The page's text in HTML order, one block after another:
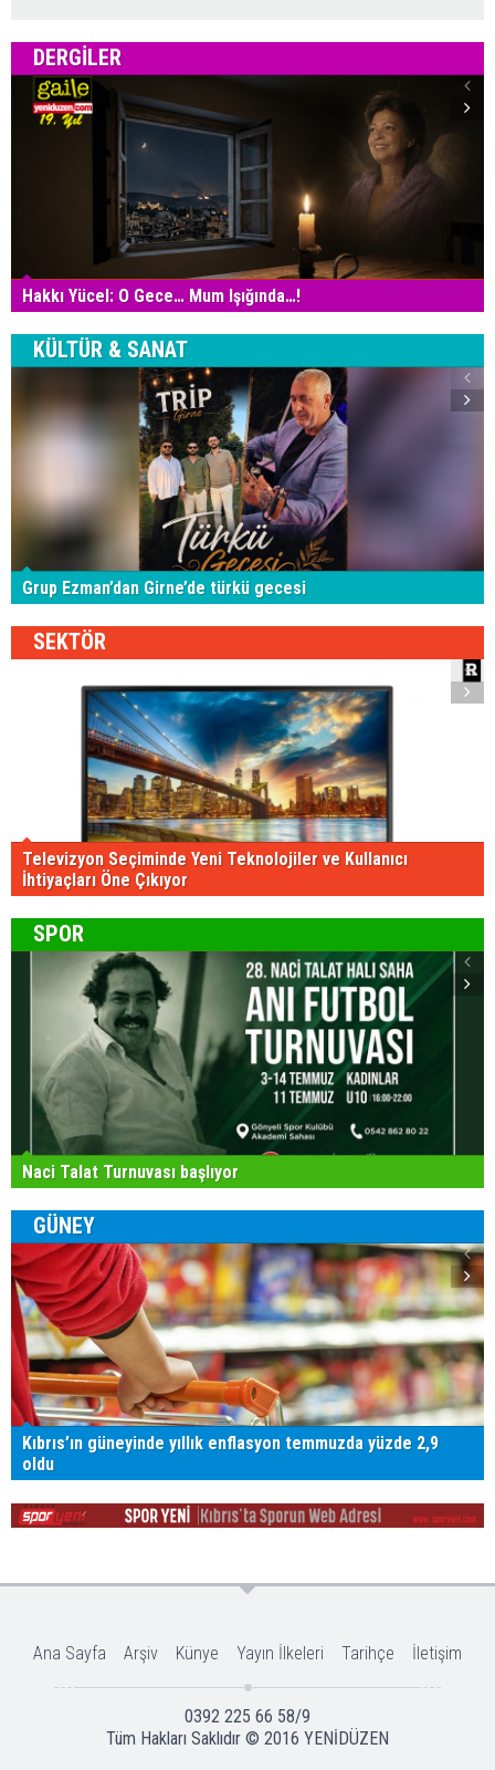
DERGILER
Hakkı Yücel: O Gece… Mum Işığında…!
KÜLTÜR & SANAT
Grup Ezman’dan Girne’de türkü gecesi
SEKTÖR
Televizyon Seçiminde Yeni Teknolojiler ve Kullanıcı
İhtiyaçları Öne Çıkıyor
SPOR
Naci Talat Turnuvası başlıyor
GÜNEY
Kıbrıs’ın güneyinde yıllık enflasyon temmuzda yüzde 2,9
oldu
Ana Sayfa Arşiv Künye Yayın İlkeleri Tarihçe İletişim
0392 225 66 58/9
Tüm Hakları Saklıdır © 2016 YENİDÜZEN